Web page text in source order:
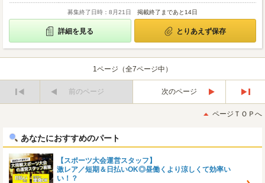
募集終了日時：8月21日 掲載終了まであと14日
詳細を見る とりあえず保存
1ページ（全7ページ中）
前のページ
次のページ
後
ページＴＯＰへ
あなたにおすすめのパート
【スポーツ大会運営スタッフ】
激レア／短期＆日払いOK◎昼働くより涼しくて効率い
い！？